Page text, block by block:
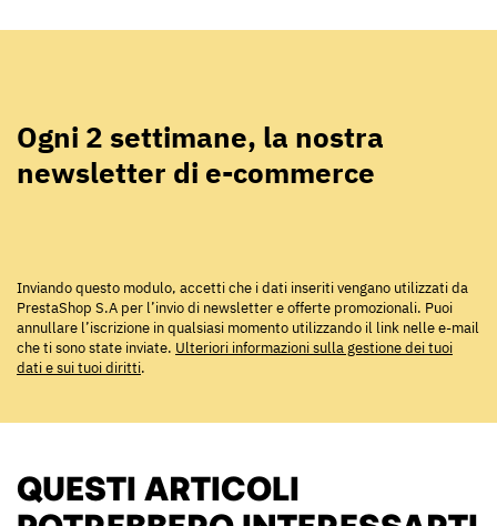
Ogni 2 settimane, la nostra
newsletter di e-commerce
Inviando questo modulo, accetti che i dati inseriti vengano utilizzati da
PrestaShop S.A per l’invio di newsletter e offerte promozionali. Puoi
annullare l’iscrizione in qualsiasi momento utilizzando il link nelle e-mail
che ti sono state inviate. Ulteriori informazioni sulla gestione dei tuoi
dati e sui tuoi diritti.
QUESTI ARTICOLI